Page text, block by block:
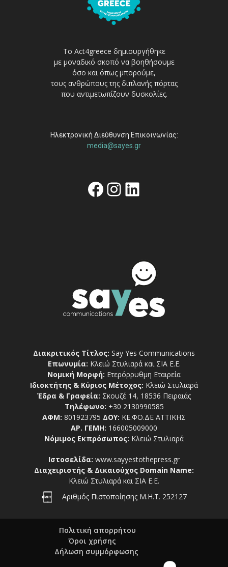
Το Act4greece δημιουργήθηκε
με μοναδικό σκοπό να βοηθήσουμε
όσο και όπως μπορούμε,
τους ανθρώπους της διπλανής πόρτας
που αντιμετωπίζουν δυσκολίες.
Ηλεκτρονική Διεύθυνση Επικοινωνίας:
media@sayes.gr
Facebook
Instagram
Linkedin
Διακριτικός Τίτλος: Say Yes Communications
Επωνυμία: Κλειώ Στυλιαρά και ΣΙΑ Ε.Ε.
Νομική Μορφή: Ετερόρρυθμη Εταιρεία
Ιδιοκτήτης & Κύριος Μέτοχος: Κλειώ Στυλιαρά
Έδρα & Γραφεία: Σκουζέ 14, 18536 Πειραιάς
Τηλέφωνο: +30 2130990585
ΑΦΜ: 801923795 ΔΟΥ: ΚΕ.ΦΟ.ΔΕ ΑΤΤΙΚΗΣ
ΑΡ. ΓΕΜΗ: 166005009000
Νόμιμος Εκπρόσωπος: Κλειώ Στυλιαρά
Ιστοσελίδα: www.sayyestothepress.gr
Διαχειριστής & Δικαιούχος Domain Name:
Κλειώ Στυλιαρά και ΣΙΑ Ε.Ε.
Αριθμός Πιστοποίησης Μ.Η.Τ. 252127
Πολιτική απορρήτου
Όροι χρήσης
Δήλωση συμμόρφωσης